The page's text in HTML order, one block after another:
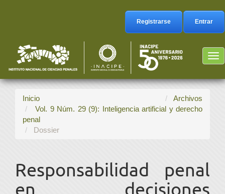
Barra
lateral
Registrarse Entrar
Inicio
Archivos
Vol. 9 Núm. 29 (9): Inteligencia artificial y derecho
penal
Dossier
Responsabilidad penal
en decisiones